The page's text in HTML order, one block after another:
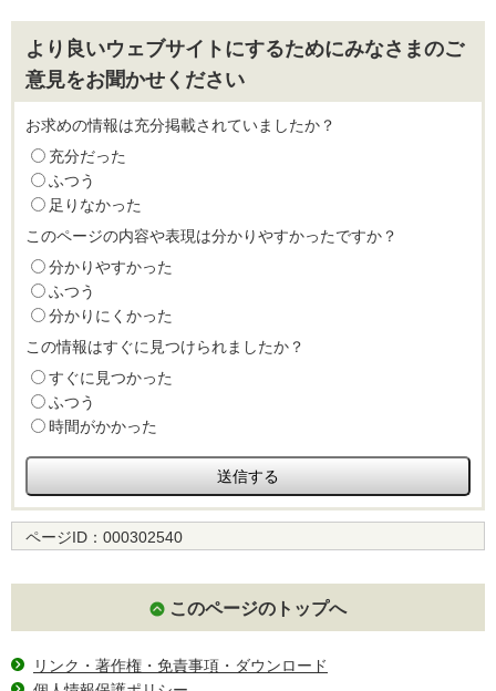
より良いウェブサイトにするためにみなさまのご
意見をお聞かせください
お求めの情報は充分掲載されていましたか？
充分だった
ふつう
足りなかった
このページの内容や表現は分かりやすかったですか？
分かりやすかった
ふつう
分かりにくかった
この情報はすぐに見つけられましたか？
すぐに見つかった
ふつう
時間がかかった
ページID： 000302540
このページのトップへ
リンク・著作権・免責事項・ダウンロード